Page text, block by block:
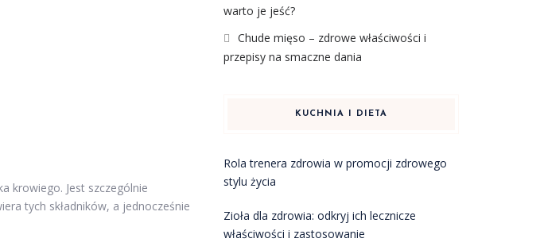
krowiego. Jest szczególnie
tych składników, a jednocześnie
warto je jeść?
Chude mięso – zdrowe właściwości i
przepisy na smaczne dania
KUCHNIA I DIETA
Rola trenera zdrowia w promocji zdrowego
stylu życia
Zioła dla zdrowia: odkryj ich lecznicze
właściwości i zastosowanie